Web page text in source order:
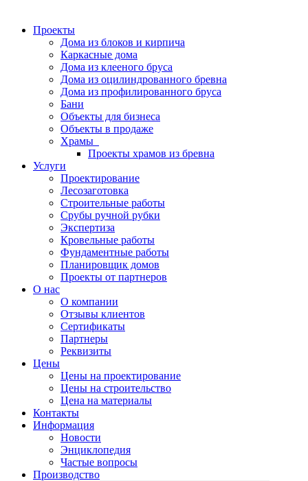
Проекты
Дома из блоков и кирпича
Каркасные дома
Дома из клееного бруса
Дома из оцилиндрованного бревна
Дома из профилированного бруса
Бани
Объекты для бизнеса
Объекты в продаже
Храмы
Проекты храмов из бревна
Услуги
Проектирование
Лесозаготовка
Строительные работы
Срубы ручной рубки
Экспертиза
Кровельные работы
Фундаментные работы
Планировщик домов
Проекты от партнеров
О нас
О компании
Отзывы клиентов
Сертификаты
Партнеры
Реквизиты
Цены
Цены на проектирование
Цены на строительство
Цена на материалы
Контакты
Информация
Новости
Энциклопедия
Частые вопросы
Производство